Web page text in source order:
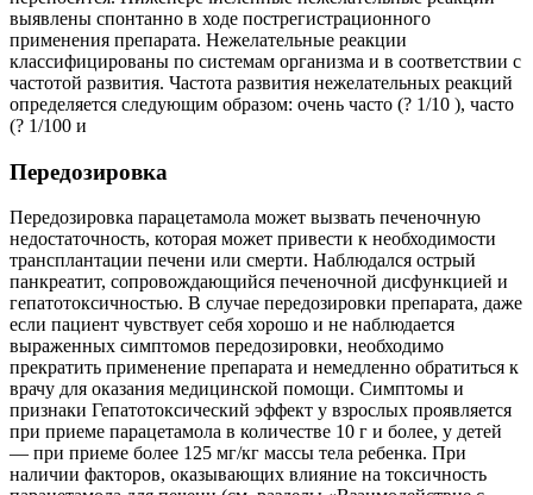
выявлены спонтанно в ходе пострегистрационного
применения препарата. Нежелательные реакции
классифицированы по системам организма и в соответствии с
частотой развития. Частота развития нежелательных реакций
определяется следующим образом: очень часто (? 1/10 ), часто
(? 1/100 и
Передозировка
Передозировка парацетамола может вызвать печеночную
недостаточность, которая может привести к необходимости
трансплантации печени или смерти. Наблюдался острый
панкреатит, сопровождающийся печеночной дисфункцией и
гепатотоксичностью. В случае передозировки препарата, даже
если пациент чувствует себя хорошо и не наблюдается
выраженных симптомов передозировки, необходимо
прекратить применение препарата и немедленно обратиться к
врачу для оказания медицинской помощи. Симптомы и
признаки Гепатотоксический эффект у взрослых проявляется
при приеме парацетамола в количестве 10 г и более, у детей
— при приеме более 125 мг/кг массы тела ребенка. При
наличии факторов, оказывающих влияние на токсичность